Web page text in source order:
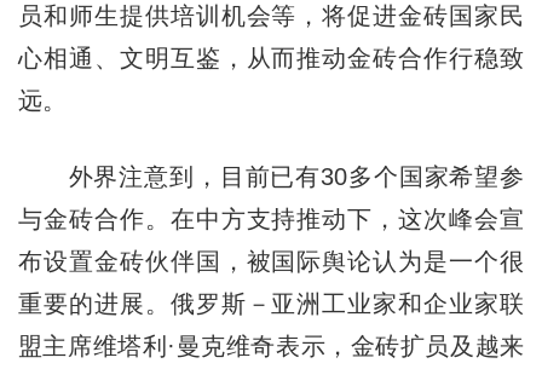
员和师生提供培训机会等，将促进金砖国家民
心相通、文明互鉴，从而推动金砖合作行稳致
远。
外界注意到，目前已有30多个国家希望参
与金砖合作。在中方支持推动下，这次峰会宣
布设置金砖伙伴国，被国际舆论认为是一个很
重要的进展。俄罗斯－亚洲工业家和企业家联
盟主席维塔利·曼克维奇表示，金砖扩员及越来